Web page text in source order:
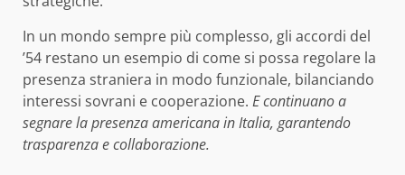
In un mondo sempre più complesso, gli accordi del
’54 restano un esempio di come si possa regolare la
presenza straniera in modo funzionale, bilanciando
interessi sovrani e cooperazione. E continuano a
segnare la presenza americana in Italia, garantendo
trasparenza e collaborazione.